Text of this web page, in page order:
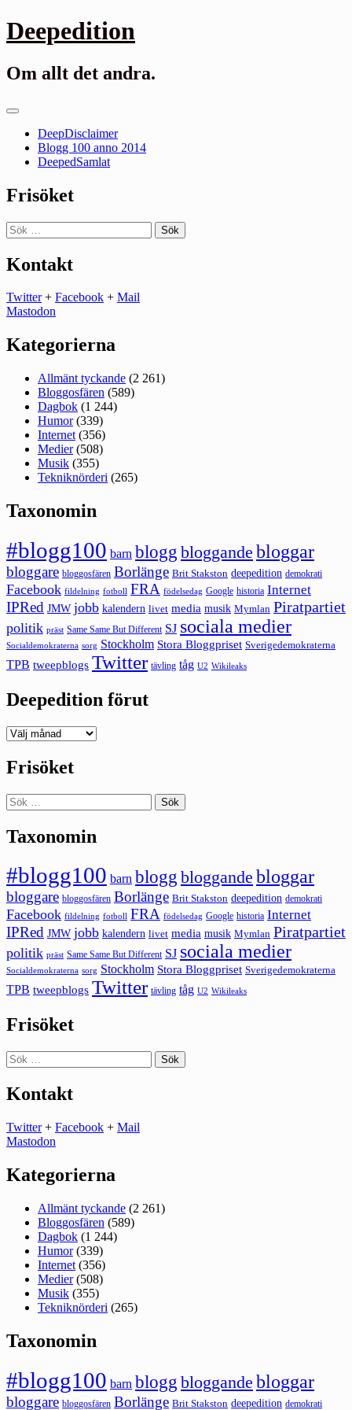
Gå
till
Deepedition
Om allt det andra.
Primär
DeepDisclaimer
Blogg 100 anno 2014
DeepedSamlat
Frisöket
Sök
efter:
Kontakt
Twitter+ Facebook + Mail
Mastodon
Kategorierna
Allmänt tyckande (2 261)
Bloggosfären (589)
Dagbok (1 244)
Humor(339)
Internet (356)
Medier(508)
Musik (355)
Tekniknörderi (265)
Taxonomin
#blogg100 barn blogg bloggande bloggar
bloggare bloggosfären Borlänge Brit Stakston deepedition demokrati
Facebook fildelning fotboll FRA födelsedag Google historia Internet
IPRed JMW jobb kalendern livet media musik Mymlan Piratpartiet
politik präst Same Same But Different SJ sociala medier
Socialdemokraterna sorg Stockholm Stora Bloggpriset Sverigedemokraterna
TPB tweepblogs Twitter tävling tåg U2 Wikileaks
Deepedition förut
Deepedition
Frisöket
Sök
efter:
Taxonomin
#blogg100 barn blogg bloggande bloggar
bloggare bloggosfären Borlänge Brit Stakston deepedition demokrati
Facebook fildelning fotboll FRA födelsedag Google historia Internet
IPRed JMW jobb kalendern livet media musik Mymlan Piratpartiet
politik präst Same Same But Different SJ sociala medier
Socialdemokraterna sorg Stockholm Stora Bloggpriset Sverigedemokraterna
TPB tweepblogs Twitter tävling tåg U2 Wikileaks
Frisöket
Sök
efter:
Kontakt
Twitter+ Facebook + Mail
Mastodon
Kategorierna
Allmänt tyckande (2 261)
Bloggosfären (589)
Dagbok (1 244)
Humor(339)
Internet (356)
Medier(508)
Musik (355)
Tekniknörderi (265)
Taxonomin
#blogg100 barn blogg bloggande bloggar
bloggare bloggosfären Borlänge Brit Stakston deepedition demokrati